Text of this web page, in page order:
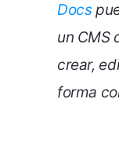
Docs
un CMS
crear,
forma